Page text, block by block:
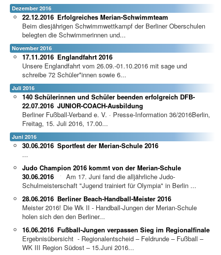
Dezember 2016
Erfolgreiches Merian-Schwimmteam
22.12.2016
Beim diesjährigen Schwimmwettkampf der Berliner Oberschulen
belegten die Schwimmerinnen und...
November 2016
Englandfahrt 2016
17.11.2016
Unsere Englandfahrt vom 26.09.-01.10.2016 mit sage und
schreibe 72 Schüler*innen sowie 6...
Juli 2016
140 Schülerinnen und Schüler beenden erfolgreich DFB-
JUNIOR-COACH-Ausbildung
22.07.2016
Berliner Fußball-Verband e. V. · Presse-Information 36/2016Berlin,
Freitag, 15. Juli 2016, 17.00...
Juni 2016
Sportfest der Merian-Schule 2016
30.06.2016
...
Judo Champion 2016 kommt von der Merian-Schule
30.06.2016
Am 17. Juni fand die alljährliche Judo-
Schulmeisterschaft "Jugend trainiert für Olympia" in Berlin ...
Berliner Beach-Handball-Meister 2016
28.06.2016
Meister 2016! Die Wk II - Handball-Jungen der Merian-Schule
holen sich den den Berliner...
Fußball-Jungen verpassen Sieg im Regionalfinale
16.06.2016
Ergebnisübersicht - Regionalentscheid – Feldrunde – Fußball –
WK III Region Südost – 15.Juni 2016...